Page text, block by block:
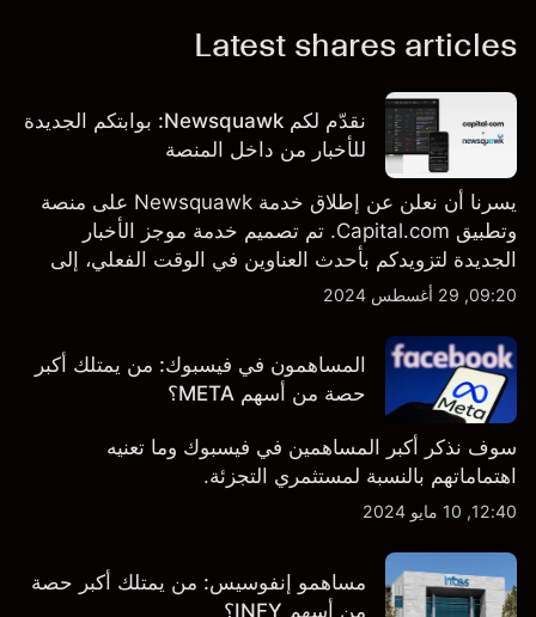
Latest shares articles
نقدّم لكم Newsquawk: بوابتكم الجديدة
للأخبار من داخل المنصة
يسرنا أن نعلن عن إطلاق خدمة Newsquawk على منصة
وتطبيق Capital.com. تم تصميم خدمة موجز الأخبار
الجديدة لتزويدكم بأحدث العناوين في الوقت الفعلي، إلى
جانب قصص إخبارية مخصصة وتقارير تحليلية متعمقة - وكل
بالضبط.
09:20, 29 أغسطس 2024
المساهمون في فيسبوك: من يمتلك أكبر
حصة من أسهم META؟
سوف نذكر أكبر المساهمين في فيسبوك وما تعنيه
اهتماماتهم بالنسبة لمستثمري التجزئة.
12:40, 10 مايو 2024
مساهمو إنفوسيس: من يمتلك أكبر حصة
من أسهم INFY؟